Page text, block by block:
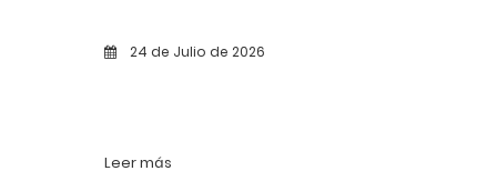
24 de Julio de 2026
Leer más